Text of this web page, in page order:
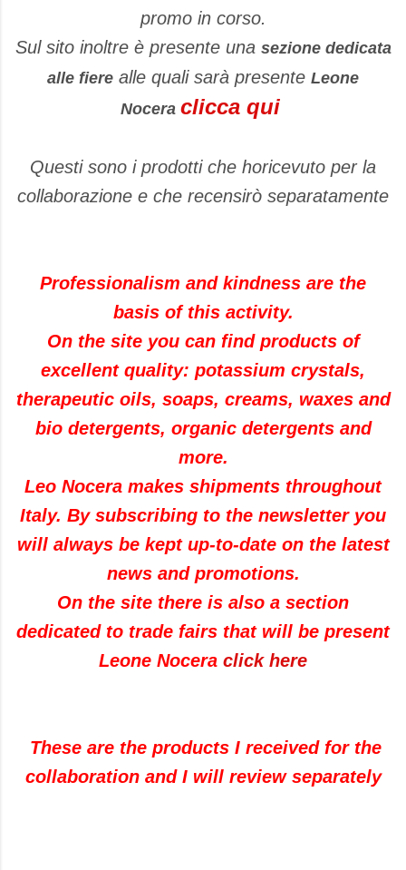
promo in corso.
Sul sito inoltre è presente una sezione dedicata
alle fiere alle quali sarà presente Leone
Nocera clicca qui
Questi sono i prodotti che horicevuto per la
collaborazione e che recensirò separatamente
Professionalism and kindness are the
basis of this activity.
On the site you can find products of
excellent quality: potassium crystals,
therapeutic oils, soaps, creams, waxes and
bio detergents, organic detergents and
more.
Leo Nocera makes shipments throughout
Italy. By subscribing to the newsletter you
will always be kept up-to-date on the latest
news and promotions.
On the site there is also a section
dedicated to trade fairs that will be present
Leone Nocera click here
These are the products I received for the
collaboration and I will review separately